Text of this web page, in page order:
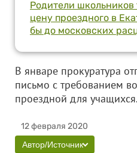
Родители школьников
цену проездного в
бы до московских
В январе прокуратура
письмо с требованием
проездной для
12 февраля 2020
Автор/Источник